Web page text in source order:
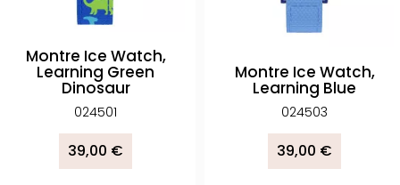
Montre Ice Watch,
Learning Green
Dinosaur
024501
39,00 €
Montre Ice Watch,
Learning Blue
024503
39,00 €